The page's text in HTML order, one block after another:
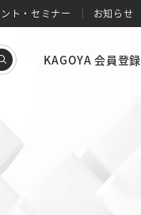
ト・セミナー お知らせ
KAGOYA 会員登録